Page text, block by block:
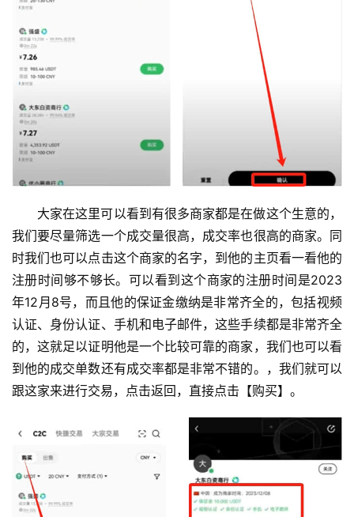
大家在这里可以看到有很多商家都是在做这个生意的，
我们要尽量筛选一个成交量很高，成交率也很高的商家。同
时我们也可以点击这个商家的名字，到他的主页看一看他的
注册时间够不够长。可以看到这个商家的注册时间是2023
年12月8号，而且他的保证金缴纳是非常齐全的，包括视频
认证、身份认证、手机和电子邮件，这些手续都是非常齐全
的，这就足以证明他是一个比较可靠的商家，我们也可以看
到他的成交单数还有成交率都是非常不错的。，我们就可以
跟这家来进行交易，点击返回，直接点击【购买】。